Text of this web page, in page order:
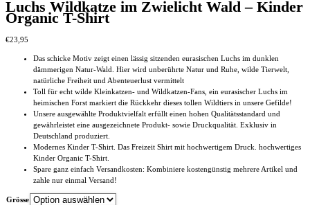
Luchs Wildkatze im Zwielicht Wald – Kinder
Organic T-Shirt
€23,95
Das schicke Motiv zeigt einen lässig sitzenden eurasischen Luchs im dunklen
dämmerigen Natur-Wald. Hier wird unberührte Natur und Ruhe, wilde Tierwelt,
natürliche Freiheit und Abenteuerlust vermittelt
Toll für echt wilde Kleinkatzen- und Wildkatzen-Fans, ein eurasischer Luchs im
heimischen Forst markiert die Rückkehr dieses tollen Wildtiers in unsere Gefilde!
Unsere ausgewählte Produktvielfalt erfüllt einen hohen Qualitätsstandard und
gewährleistet eine ausgezeichnete Produkt- sowie Druckqualität. Exklusiv in
Deutschland produziert.
Modernes Kinder T-Shirt. Das Freizeit Shirt mit hochwertigem Druck. hochwertiges
Kinder Organic T-Shirt.
Spare ganz einfach Versandkosten: Kombiniere kostengünstig mehrere Artikel und
zahle nur einmal Versand!
Grösse
Produktseite
gewählt